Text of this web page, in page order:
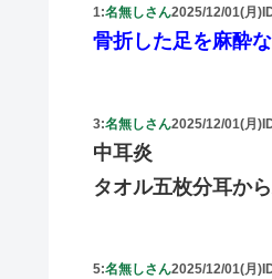
1:名無しさん2025/12/01(月)
骨折した足を麻酔
3:名無しさん2025/12/01(月)
中耳炎
タオル五枚分耳か
5:名無しさん2025/12/01(月)